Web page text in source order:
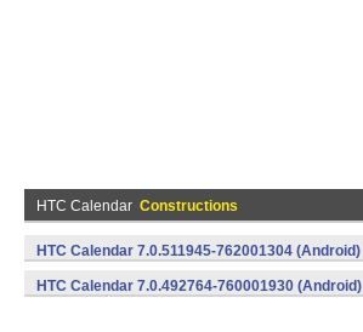
HTC Calendar Constructions
HTC Calendar 7.0.511945-762001304 (Android)
HTC Calendar 7.0.492764-760001930 (Android)